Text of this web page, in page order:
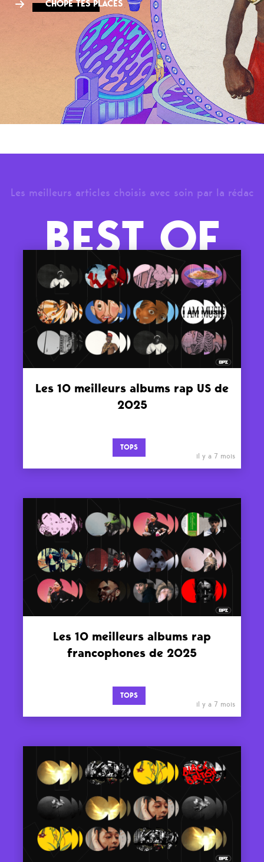
CHOPE TES PLACES
Les meilleurs articles choisis avec soin par la rédac
BEST OF
Les 10 meilleurs albums rap US de
2025
TOPS
il y a 7 mois
Les 10 meilleurs albums rap
francophones de 2025
TOPS
il y a 7 mois